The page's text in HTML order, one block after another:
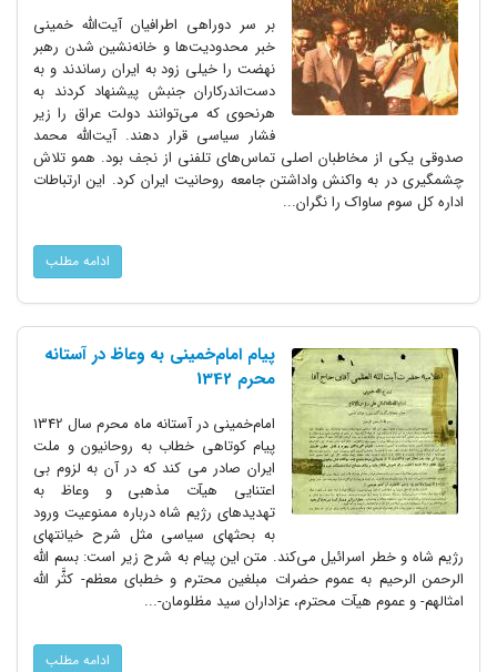
بر سر دوراهی اطرافیان آیت‌الله خمینی
خبر محدودیت‌ها و خانه‌نشین شدن رهبر
نهضت را خیلی زود به ایران رساندند و به
دست‌اندرکاران جنبش پیشنهاد کردند به
هرنحوی که می‌توانند دولت عراق را زیر
فشار سیاسی قرار دهند. آیت‌الله محمد
صدوقی یکی از مخاطبان اصلی تماس‌های تلفنی از نجف بود. همو تلاش
چشمگیری در به واکنش واداشتن جامعه روحانیت ایران کرد. این ارتباطات
اداره کل سوم ساواک را نگران...
ادامه مطلب
پیام امام‌خمینی به وعاظ در آستانه
محرم 1342
امام‌خمینی در آستانه ماه محرم سال 1342
پیام کوتاهی خطاب به روحانیون و ملت
ایران صادر می کند که در آن به لزوم بی
اعتنایی هیآت مذهبی و وعاظ به
تهدیدهای رژیم شاه درباره ممنوعیت ورود
به بحثهای سیاسی مثل شرح خیانتهای
رژیم شاه و خطر اسرائیل می‌کند. متن این پیام به شرح زیر است: بسم الله
الرحمن الرحیم‌ به عموم حضرات مبلغین محترم و خطبای معظم- کثَّر الله
امثالهم- و عموم هیآت محترم، عزاداران سید مظلومان-...
ادامه مطلب